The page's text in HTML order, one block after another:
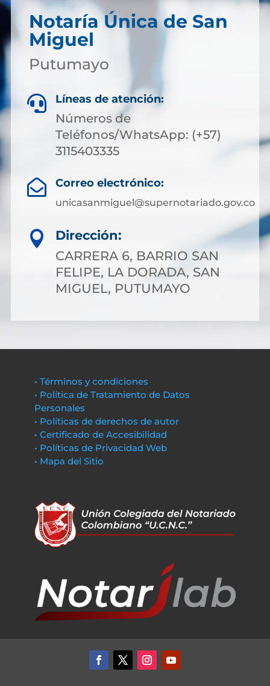
Notaría Única de San
Miguel
Putumayo
 Líneas de atención:
Números de
Teléfonos/WhatsApp: (+57)
3115403335
 Correo electrónico:
unicasanmiguel@supernotariado.gov.co

Dirección:
CARRERA 6, BARRIO SAN
FELIPE, LA DORADA, SAN
MIGUEL, PUTUMAYO
• Términos y condiciones
• Política de Tratamiento de Datos
Personales
• Políticas de derechos de autor
• Certificado de Accesibilidad
• Políticas de Privacidad Web
• Mapa del Sitio